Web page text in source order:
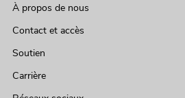
À propos de nous
Contact et accès
Soutien
Carrière